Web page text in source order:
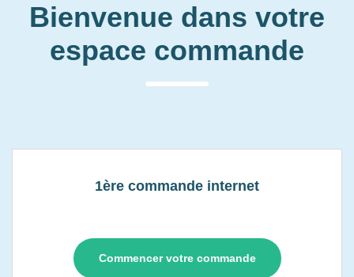
Bienvenue dans votre
espace commande
1ère commande internet
Commencer votre commande